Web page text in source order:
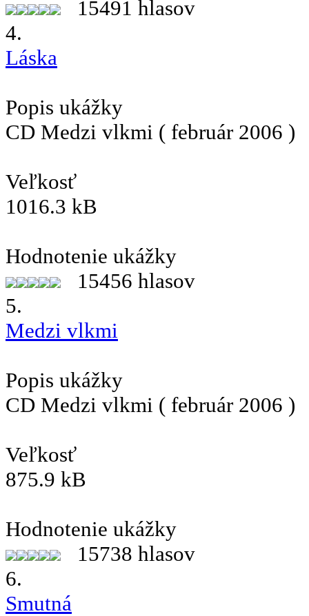
15491 hlasov
4.
Láska
Popis ukážky
CD Medzi vlkmi ( február 2006 )
Veľkosť
1016.3 kB
Hodnotenie ukážky
15456 hlasov
5.
Medzi vlkmi
Popis ukážky
CD Medzi vlkmi ( február 2006 )
Veľkosť
875.9 kB
Hodnotenie ukážky
15738 hlasov
6.
Smutná